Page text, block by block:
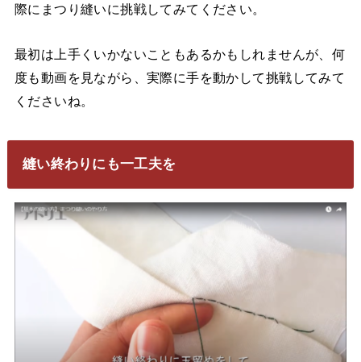
際にまつり縫いに挑戦してみてください。
最初は上手くいかないこともあるかもしれませんが、何
度も動画を見ながら、実際に手を動かして挑戦してみて
くださいね。
縫い終わりにも一工夫を